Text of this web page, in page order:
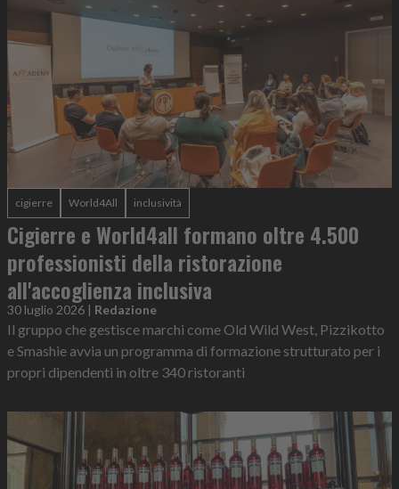
cigierre World4All inclusività
Cigierre e World4all formano oltre 4.500
professionisti della ristorazione
all'accoglienza inclusiva
30 luglio 2026 | Redazione
Il gruppo che gestisce marchi come Old Wild West, Pizzikotto
e Smashie avvia un programma di formazione strutturato per i
propri dipendenti in oltre 340 ristoranti